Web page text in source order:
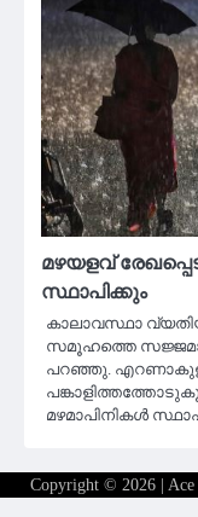
മഴയളവ്
സ്ഥാപിക്കും
കാലാവസ്ഥാ
സമൂഹത്തെ
പറഞ്ഞു.
മഴമാപിനികൾ
Copyright © 2026 |